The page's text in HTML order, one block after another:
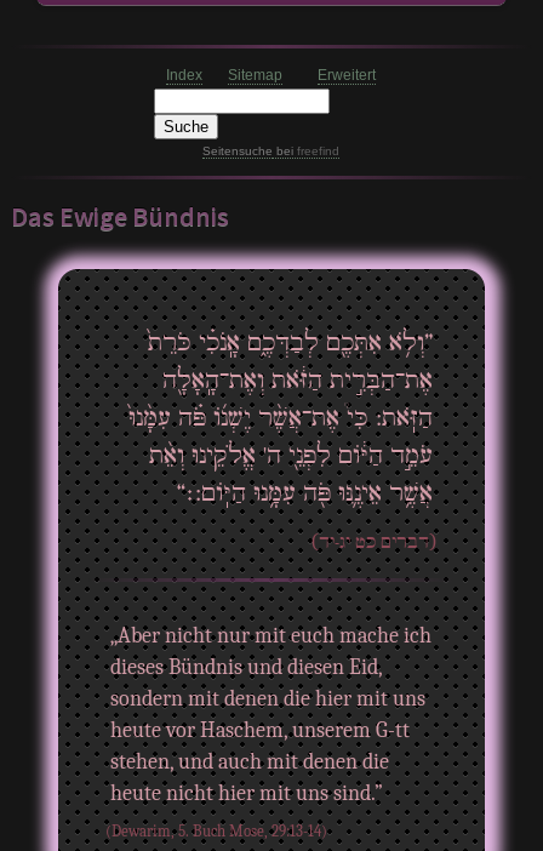
Index Sitemap Erweitert
Seitensuche beifreefind
Das Ewige Bündnis
”וְלֹ֥א אִתְּכֶ֖ם לְבַדְּכֶ֑ם אָֽנֹכִ֗י כֹּרֵת֙
אֶת־הַבְּרִ֣ית הַזֹּ֔את וְאֶת־הָֽאָלָ֖ה
הַזֹּֽאת: כִּי֩ אֶת־אֲשֶׁ֨ר יֶשְׁנ֜וֹ פֹּ֗ה עִמָּ֨נוּ֙
עֹמֵ֣ד הַיּ֔וֹם לִפְנֵ֖י ה' אֱלֹקֵינוּ וְאֵ֨ת
אֲשֶׁ֥ר אֵינֶ֛נּוּ פֹּ֖ה עִמָּ֥נוּ הַיּֽוֹם:׃“
(דברים כט יג-יד)
„Aber nicht nur mit euch mache ich
dieses Bündnis und diesen Eid,
sondern mit denen die hier mit uns
heute vor Haschem, unserem G-tt
stehen, und auch mit denen die
heute nicht hier mit uns sind.”
(Dewarim, 5. Buch Mose, 29:13-14)